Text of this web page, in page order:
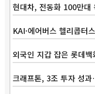
현대차, 전동화 100만
KAI·에어버스 헬리콥터
외국인 지갑 잡은 롯데
크래프톤, 3조 투자 성